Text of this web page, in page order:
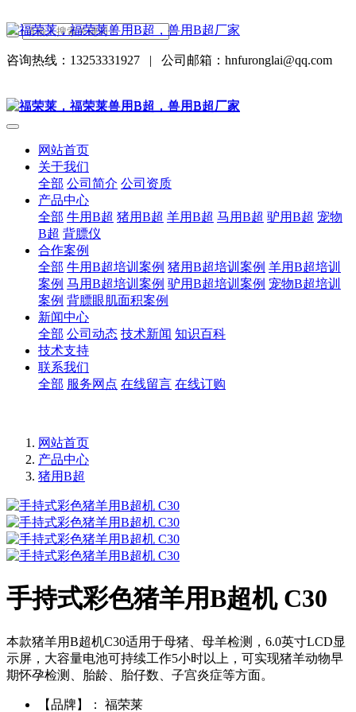
咨询热线：13253331927 | 公司邮箱：hnfuronglai@qq.com
网站首页
关于我们
全部 公司简介 公司资质
产品中心
全部 牛用B超 猪用B超 羊用B超 马用B超 驴用B超 宠物
B超 背膘仪
合作案例
全部 牛用B超培训案例 猪用B超培训案例 羊用B超培训
案例 马用B超培训案例 驴用B超培训案例 宠物B超培训
案例 背膘眼肌面积案例
新闻中心
全部 公司动态 技术新闻 知识百科
技术支持
联系我们
全部 服务网点 在线留言 在线订购
网站首页
产品中心
猪用B超
手持式彩色猪羊用B超机 C30
本款猪羊用B超机C30适用于母猪、母羊检测，6.0英寸LCD显
示屏，大容量电池可持续工作5小时以上，可实现猪羊动物早
期怀孕检测、胎龄、胎仔数、子宫炎症等方面。
【品牌】：
福荣莱